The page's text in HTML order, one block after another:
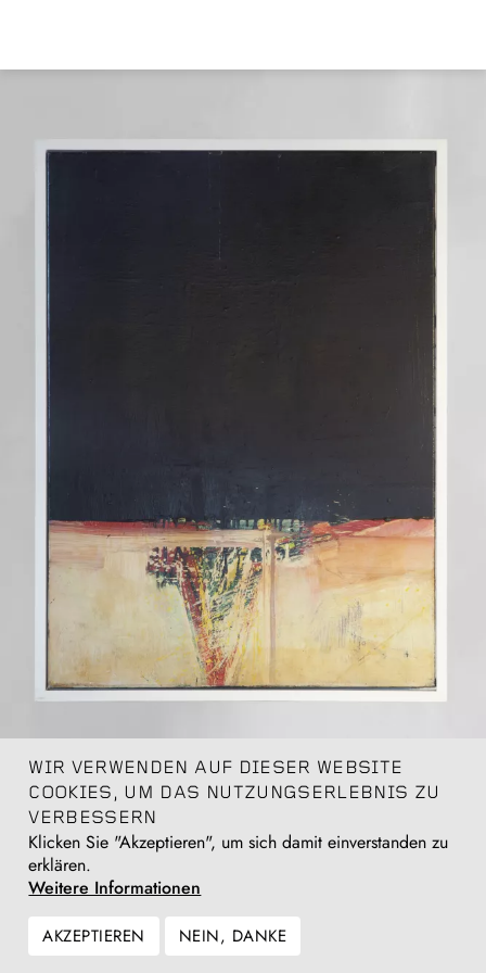
Town, 1964
oil on canvas
76 x 56 cm
Anfragen
WIR VERWENDEN AUF DIESER WEBSITE
COOKIES, UM DAS NUTZUNGSERLEBNIS ZU
VERBESSERN
Klicken Sie "Akzeptieren", um sich damit einverstanden zu
erklären.
Weitere Informationen
AKZEPTIEREN NEIN, DANKE